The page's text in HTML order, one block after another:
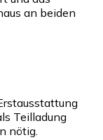
an beiden
Teilladung
nötig.